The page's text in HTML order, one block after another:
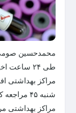
محمدحسین صومی
طی ۲۴
مراکز بهداشتی
مراکز بهداشتی